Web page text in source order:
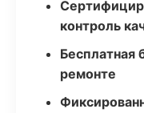
контроль
Бесплатная
ремонте